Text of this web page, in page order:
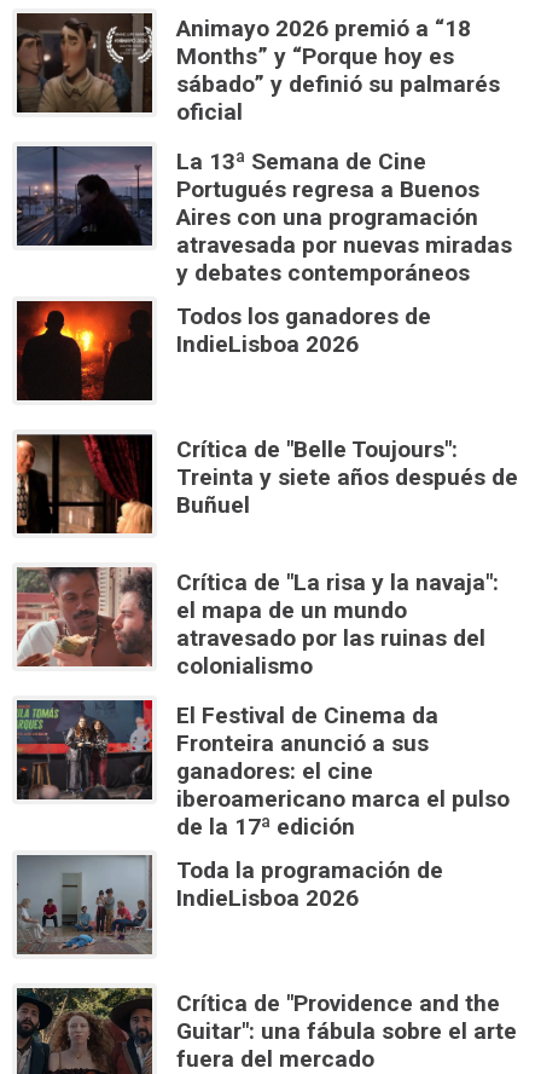
Animayo 2026 premió a “18
Months” y “Porque hoy es
sábado” y definió su palmarés
oficial
La 13ª Semana de Cine
Portugués regresa a Buenos
Aires con una programación
atravesada por nuevas miradas
y debates contemporáneos
Todos los ganadores de
IndieLisboa 2026
Crítica de "Belle Toujours":
Treinta y siete años después de
Buñuel
Crítica de "La risa y la navaja":
el mapa de un mundo
atravesado por las ruinas del
colonialismo
El Festival de Cinema da
Fronteira anunció a sus
ganadores: el cine
iberoamericano marca el pulso
de la 17ª edición
Toda la programación de
IndieLisboa 2026
Crítica de "Providence and the
Guitar": una fábula sobre el arte
fuera del mercado